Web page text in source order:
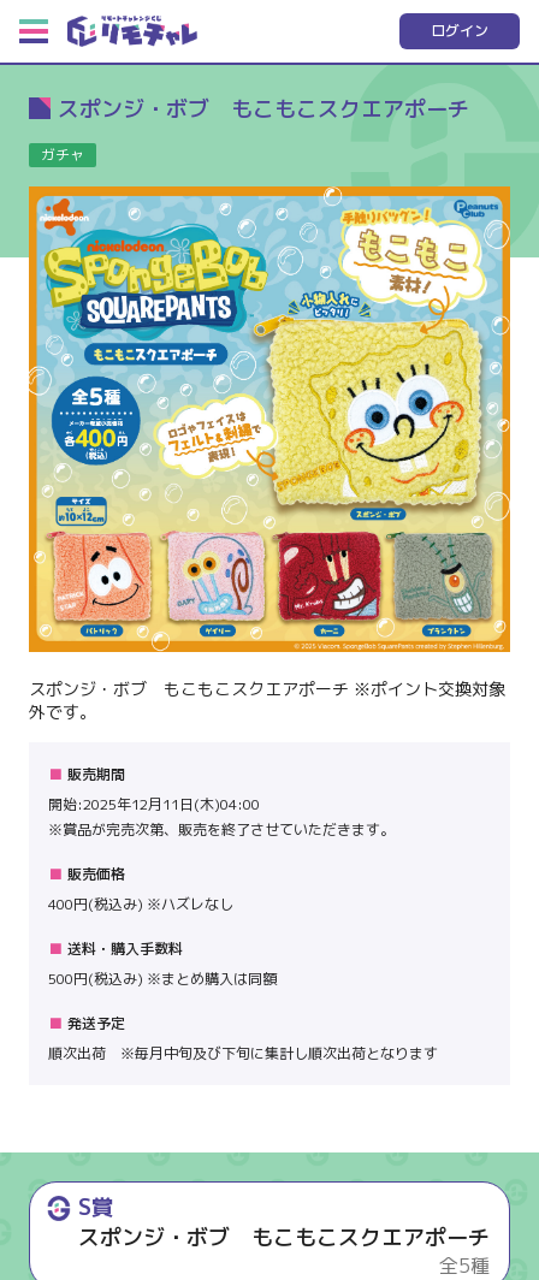
ログイン
スポンジ・ボブ もこもこスクエアポーチ
ガチャ
スポンジ・ボブ もこもこスクエアポーチ ※ポイント交換対象
外です。
販売期間
開始:2025年12月11日(木)04:00
※賞品が完売次第、販売を終了させていただきます。
販売価格
400円(税込み) ※ハズレなし
送料・購入手数料
500円(税込み) ※まとめ購入は同額
発送予定
順次出荷 ※毎月中旬及び下旬に集計し順次出荷となります
S賞
スポンジ・ボブ もこもこスクエアポーチ
全5種